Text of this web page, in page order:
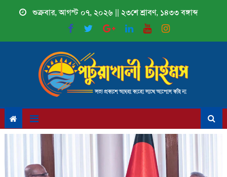
শুক্রবার, আগস্ট ০৭, ২০২৬ || ২৩শে শ্রাবণ, ১৪৩৩ বঙ্গাব্দ